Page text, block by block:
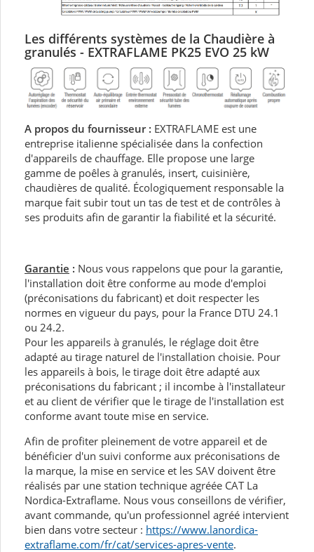
Les différents systèmes de la Chaudière à
granulés - EXTRAFLAME PK25 EVO 25 kW
A propos du fournisseur : EXTRAFLAME est une
entreprise italienne spécialisée dans la confection
d'appareils de chauffage. Elle propose une large
gamme de poêles à granulés, insert, cuisinière,
chaudières de qualité. Écologiquement responsable la
marque fait subir tout un tas de test et de contrôles à
ses produits afin de garantir la fiabilité et la sécurité.
Garantie : Nous vous rappelons que pour la garantie,
l'installation doit être conforme au mode d'emploi
(préconisations du fabricant) et doit respecter les
normes en vigueur du pays, pour la France DTU 24.1
ou 24.2.
Pour les appareils à granulés, le réglage doit être
adapté au tirage naturel de l'installation choisie. Pour
les appareils à bois, le tirage doit être adapté aux
préconisations du fabricant ; il incombe à l'installateur
et au client de vérifier que le tirage de l'installation est
conforme avant toute mise en service.
Afin de profiter pleinement de votre appareil et de
bénéficier d'un suivi conforme aux préconisations de
la marque, la mise en service et les SAV doivent être
réalisés par une station technique agréée CAT La
Nordica-Extraflame. Nous vous conseillons de vérifier,
avant commande, qu'un professionnel agréé intervient
bien dans votre secteur : https://www.lanordica-
extraflame.com/fr/cat/services-apres-vente.